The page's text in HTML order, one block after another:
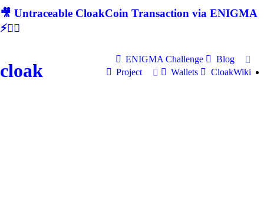
🎥 Untraceable CloakCoin Transaction via ENIGMA
⚡🕵‍♂
cloak
ENIGMA Challenge
Blog
Project
Wallets CloakWiki